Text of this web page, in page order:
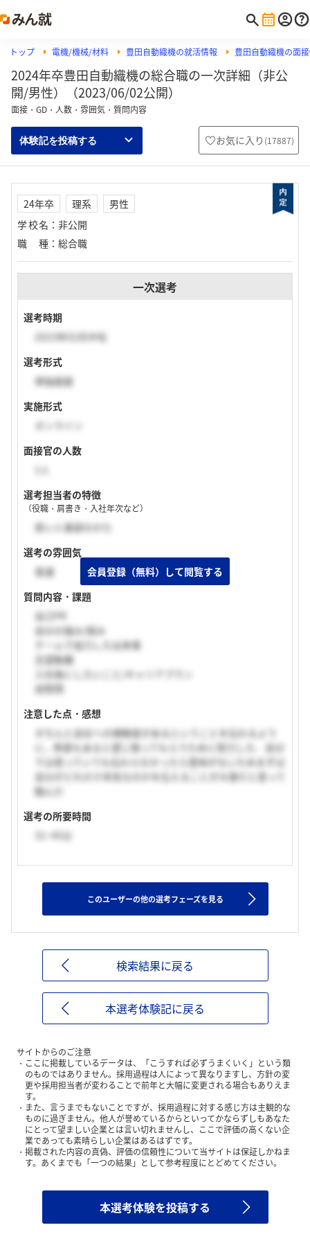
トップ 電機/機械/材料 豊田自動織機の就活情報 豊田自動織機の面
2024年卒豊田自動織機の総合職の一次詳細（非公
開/男性）（2023/06/02公開）
面接・GD・人数・雰囲気・質問内容
体験記を投稿する お気に入り (17887)
24年卒 理系
男性
学校名 ： 非公開
職種 ： 総合職
一次選考
選考時期
2023年02月中旬
選考形式
単独面接
実施形式
オンライン
面接官の人数
選考担当者の特徴
（役職・肩書き・入社年次など）
若い人事部のかた
選考の雰囲気
普通
質問内容・課題
自己PR
自分の強み/弱み
チームで協力した出来事
志望動機
入社後にしたいこと/キャリアプラン
逆質問
注意した点・感想
きちんと会社への理解度があるということを伝わるよう
に，熱意もあると感じ取ってもらうために努力した．自分
では思っていても伝わらなかったら意味がないためまずは
自分がどれだけ本気なのかを伝えることが大事だと思って
臨んだ
選考の所要時間
31~45分
このユーザーの他の選考フェーズを見る
検索結果に戻る
本選考体験記に戻る
サイトからのご注意
ここに掲載しているデータは、「こうすれば必ずうまくいく」という類
のものではありません。採用過程は人によって異なりますし、方針の変
更や採用担当者が変わることで前年と大幅に変更される場合もありえま
す。
また、言うまでもないことですが、採用過程に対する感じ方は主観的な
ものに過ぎません。他人が誉めているからといってかならずしもあなた
にとって望ましい企業とは言い切れませんし、ここで評価の高くない企
業であっても素晴らしい企業はあるはずです。
掲載された内容の真偽、評価の信頼性について当サイトは保証しかねま
す。あくまでも「一つの結果」として参考程度にとどめてください。
本選考体験を投稿する